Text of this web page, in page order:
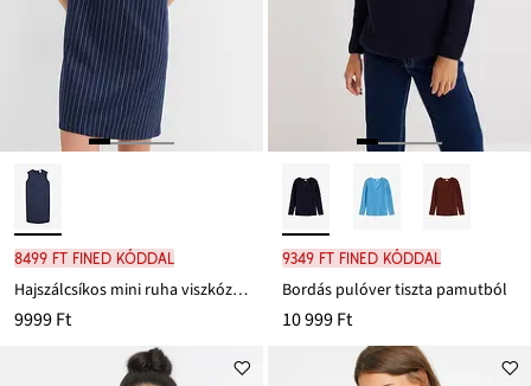
8499 Ft FINED kóddal
Hajszálcsíkos mini ruha viszkóz keverékből
9999 Ft
9349 Ft FINED kóddal
Bordás pulóver tiszta pamutból
10 999 Ft